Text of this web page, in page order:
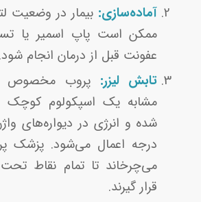
آماده‌سازی: بیمار در وضعیت
ممکن است پاپ اسمیر یا
عفونت قبل از درمان انجام شود.
تابش لیزر: پروب مخصوص
مشابه یک اسپکولوم کوچک
درجه اعمال می‌شود. پزشک
می‌چرخاند تا تمام نقاط تحت
قرار گیرند.